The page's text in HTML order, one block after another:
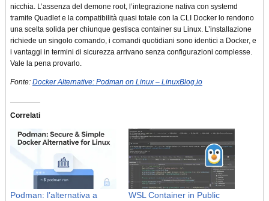
nicchia. L’assenza del demone root, l’integrazione nativa con systemd
tramite Quadlet e la compatibilità quasi totale con la CLI Docker lo rendono
una scelta solida per chiunque gestisca container su Linux. L’installazione
richiede un singolo comando, i comandi quotidiani sono identici a Docker, e
i vantaggi in termini di sicurezza arrivano senza configurazioni complesse.
Vale la pena provarlo.
Fonte: Docker Alternative: Podman on Linux – LinuxBlog.io
Correlati
Podman: l’alternativa a
WSL Container in Public